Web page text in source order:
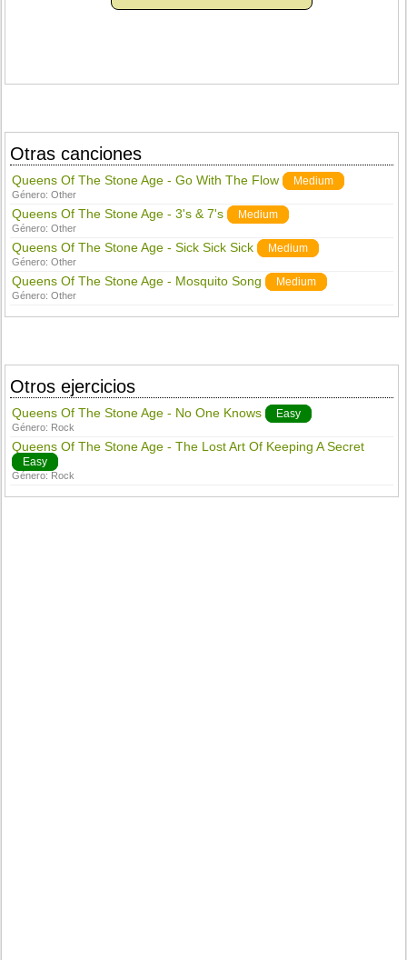
Otras canciones
Queens Of The Stone Age - Go With The Flow Medium
Género:Other
Queens Of The Stone Age - 3's & 7's Medium
Género:Other
Queens Of The Stone Age - Sick Sick Sick Medium
Género:Other
Queens Of The Stone Age - Mosquito Song Medium
Género:Other
Otros ejercicios
Queens Of The Stone Age - No One Knows Easy
Género: Rock
Queens Of The Stone Age - The Lost Art Of Keeping A Secret
Easy
Género: Rock